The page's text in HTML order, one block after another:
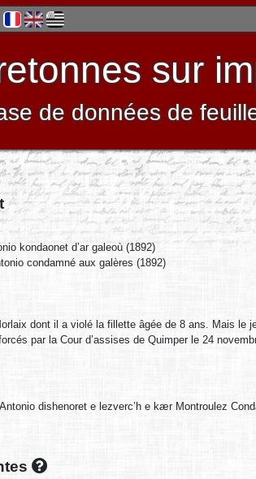
sur
de données de
kondaonet d’ar galeoù (1892)
condamné aux galères (1892)
dont il a violé la fillette âgée de 8 ans. Mais le
par la Cour d’assises de Quimper le 24
dishenoret e lezverc’h e kær Montroulez